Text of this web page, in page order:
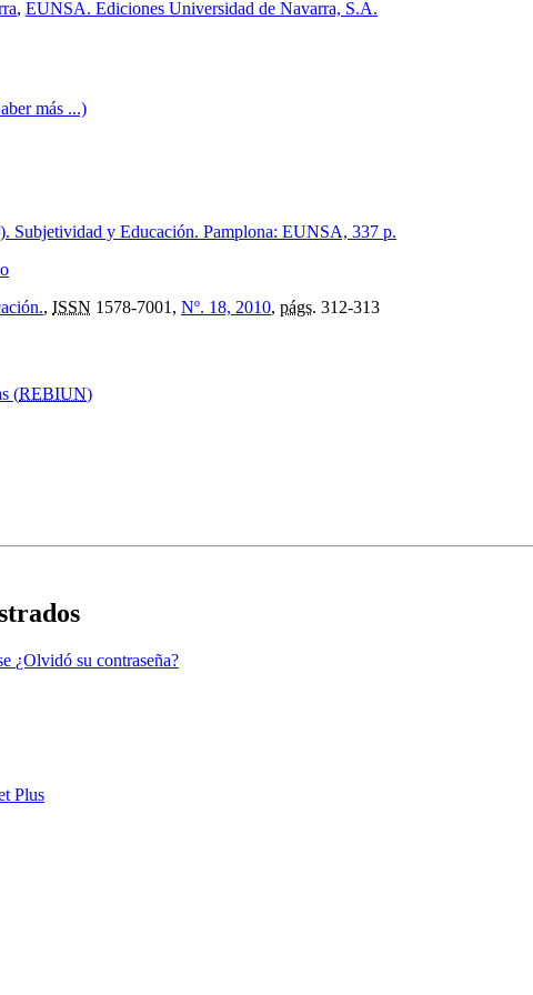
, EUNSA. Ediciones Universidad de Navarra, S.A.
más ...)
Subjetividad y Educación. Pamplona: EUNSA, 337 p.
, ISSN 1578-7001, Nº. 18, 2010, págs. 312-313
(REBIUN)
¿Olvidó su contraseña?